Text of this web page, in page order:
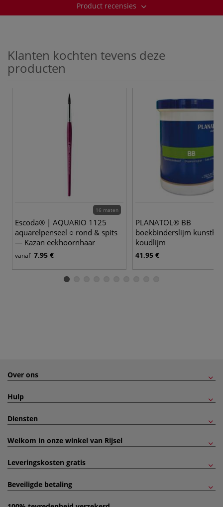
Product recensies
Klanten kochten tevens deze
producten
16 maten
Escoda® | AQUARIO 1125
aquarelpenseel ○ rond & spits
— Kazan eekhoornhaar
vanaf 7,95 €
PLANATOL® BB
boekbinderslijm
koudlijm
41,95 €
Over ons
Hulp
Diensten
Welkom in onze winkel van Rijsel
Leveringskosten gratis
Beveiligde betaling